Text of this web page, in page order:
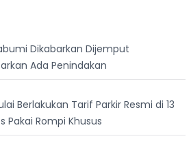
Dikabarkan Dijemput
Ada Penindakan
Berlakukan Tarif Parkir Resmi di 13
Pakai Rompi Khusus